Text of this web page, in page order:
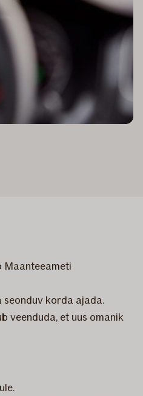
Maanteeameti
seonduv korda ajada.
veenduda, et uus omanik